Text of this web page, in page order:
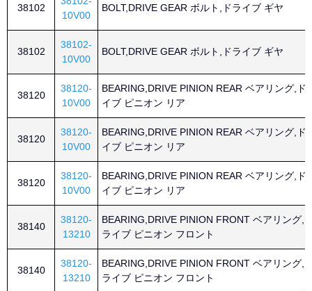
38102
10V00
BOLT,DRIVE GEAR ボルト,ドライブ ギヤ
38102
38102-
10V00
BOLT,DRIVE GEAR ボルト,ドライブ ギヤ
38120
38120-
10V00
BEARING,DRIVE PINION REAR ベアリング,ド
イブ ピニオン リア
38120
38120-
10V00
BEARING,DRIVE PINION REAR ベアリング,ド
イブ ピニオン リア
38120
38120-
10V00
BEARING,DRIVE PINION REAR ベアリング,ド
イブ ピニオン リア
38140
38120-
13210
BEARING,DRIVE PINION FRONT ベアリング,
ライブ ピニオン フロント
38140
38120-
13210
BEARING,DRIVE PINION FRONT ベアリング,
ライブ ピニオン フロント